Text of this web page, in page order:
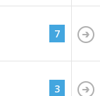
7
3